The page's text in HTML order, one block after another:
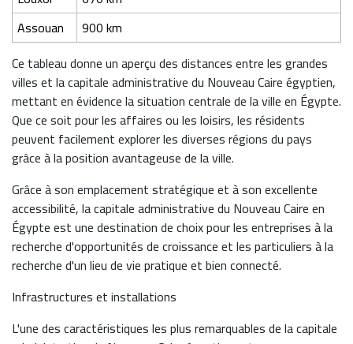
Assouan
900 km
Ce tableau donne un aperçu des distances entre les grandes
villes et la capitale administrative du Nouveau Caire égyptien,
mettant en évidence la situation centrale de la ville en Égypte.
Que ce soit pour les affaires ou les loisirs, les résidents
peuvent facilement explorer les diverses régions du pays
grâce à la position avantageuse de la ville.
Grâce à son emplacement stratégique et à son excellente
accessibilité, la capitale administrative du Nouveau Caire en
Égypte est une destination de choix pour les entreprises à la
recherche d'opportunités de croissance et les particuliers à la
recherche d'un lieu de vie pratique et bien connecté.
Infrastructures et installations
L'une des caractéristiques les plus remarquables de la capitale